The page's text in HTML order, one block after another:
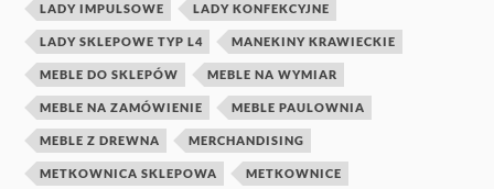
LADY IMPULSOWE LADY KONFEKCYJNE
LADY SKLEPOWE TYP L4 MANEKINY KRAWIECKIE
MEBLE DO SKLEPÓW MEBLE NA WYMIAR
MEBLE NA ZAMÓWIENIE MEBLE PAULOWNIA
MEBLE Z DREWNA MERCHANDISING
METKOWNICA SKLEPOWA METKOWNICE